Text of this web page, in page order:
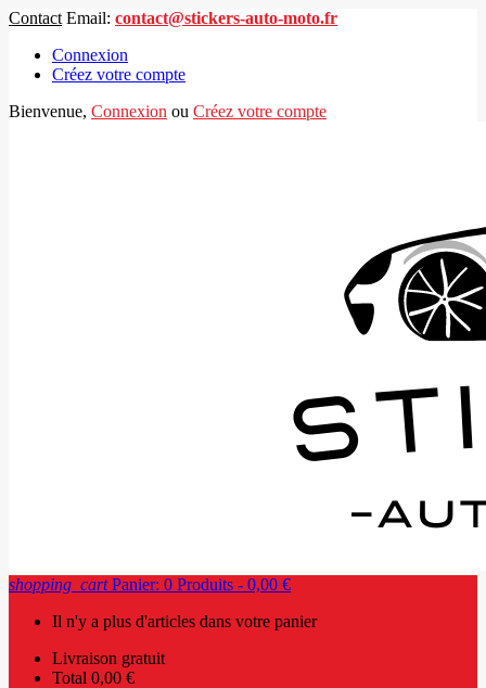
Contact Email: contact@stickers-auto-moto.fr
Connexion
Créez votre compte
Bienvenue, Connexion ou Créez votre compte
shopping_cart Panier: 0 Produits - 0,00 €
Il n'y a plus d'articles dans votre panier
Livraison gratuit
Total 0,00 €